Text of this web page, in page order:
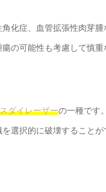
角化症、血管拡張性肉芽
の可能性も考慮して慎重
ダイレーザーの一種です。
選択的に破壊することが